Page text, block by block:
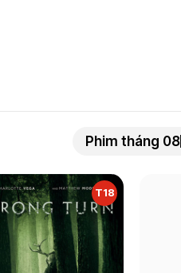
Phim tháng 08
T18